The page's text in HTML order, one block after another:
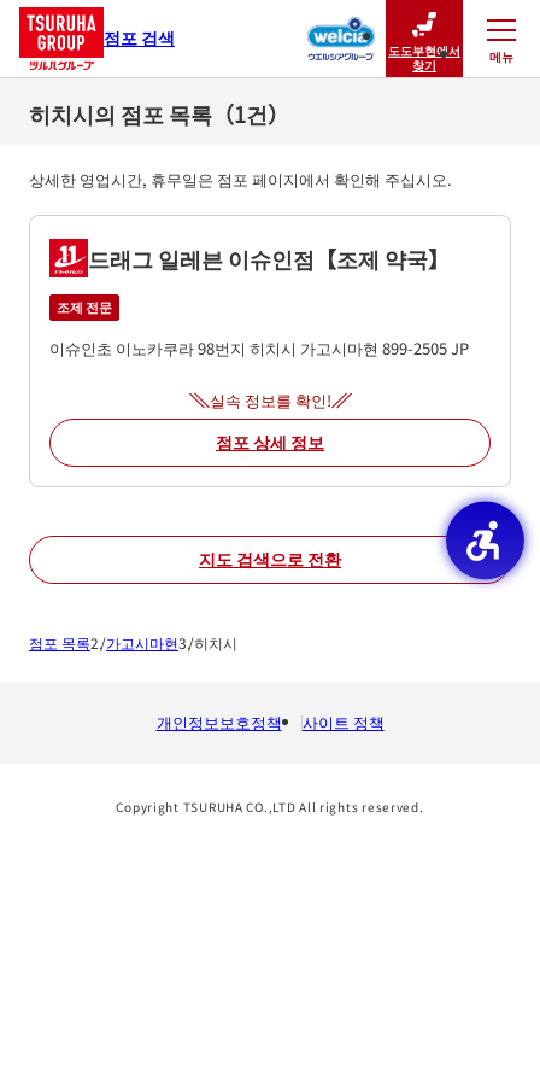
점포 검색
도도부현에서
찾기
메뉴
닫기
히치시의 점포 목록（1건）
상세한 영업시간, 휴무일은 점포 페이지에서 확인해 주십시오.
드래그 일레븐 이슈인점【조제 약국】
조제 전문
이슈인초 이노카쿠라 98번지 히치시 가고시마현 899-2505JP
실속 정보를 확인!
점포 상세 정보
지도 검색으로 전환
점포 목록 가고시마현 히치시
개인정보보호정책 사이트 정책
Copyright TSURUHA CO.,LTD All rights reserved.